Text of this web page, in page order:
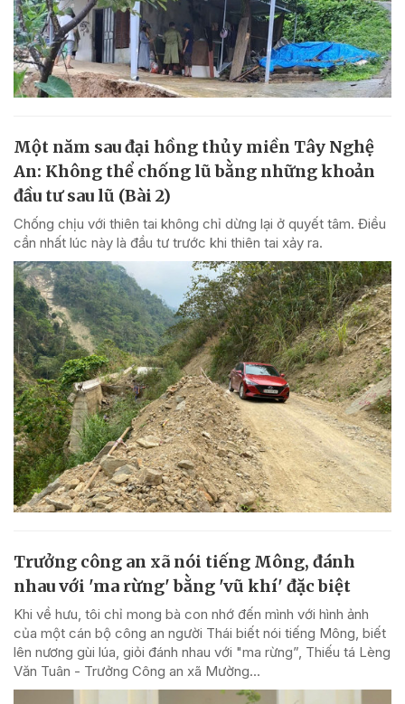
Một năm sau đại hồng thủy miền Tây Nghệ
An: Không thể chống lũ bằng những khoản
đầu tư sau lũ (Bài 2)
Chống chịu với thiên tai không chỉ dừng lại ở quyết tâm. Điều
cần nhất lúc này là đầu tư trước khi thiên tai xảy ra.
Trưởng công an xã nói tiếng Mông, đánh
nhau với 'ma rừng' bằng 'vũ khí' đặc biệt
Khi về hưu, tôi chỉ mong bà con nhớ đến mình với hình ảnh
của một cán bộ công an người Thái biết nói tiếng Mông, biết
lên nương gùi lúa, giỏi đánh nhau với "ma rừng”, Thiếu tá Lèng
Văn Tuân - Trưởng Công an xã Mường...